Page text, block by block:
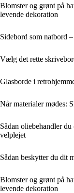
Blomster og grønt på
levende dekoration
Sidebord som natbord
Vælg det rette
Glasborde i
Når materialer mødes:
Sådan oliebehandler
velplejet
Sådan beskytter du dit
Blomster og grønt på
levende dekoration